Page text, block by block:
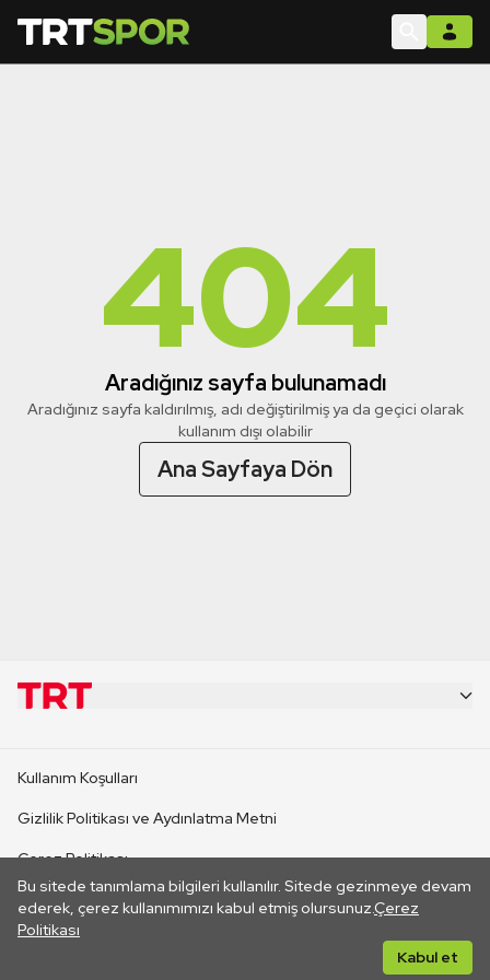
404
Aradığınız sayfa bulunamadı
Aradığınız sayfa kaldırılmış, adı değiştirilmiş ya da geçici olarak
kullanım dışı olabilir
Ana Sayfaya Dön
Bu sitede tanımlama bilgileri kullanılır. Sitede gezinmeye devam
ederek, çerez kullanımımızı kabul etmiş olursunuz.Çerez
Politikası
Kabul et
CANLI YAYINLAR
Kullanım Koşulları
Gizlilik Politikası ve Aydınlatma Metni
Çerez Politikası
İletişim
Her hakkı saklıdır. ©2026 TRT. Bağlantı yoluyla gidilen dış